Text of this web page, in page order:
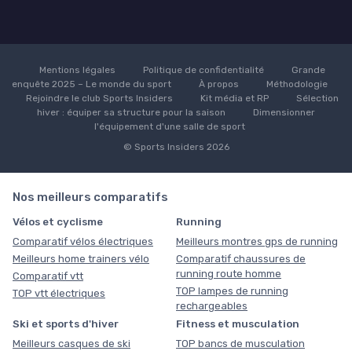
Mentions légales Politique de confidentialité
Grande
enquête 2025 – Le monde du sport
À propos
Méthodologie
Rejoindre le club Sports Insiders
Kit média et RP
Sélection
hiver : équiper sa structure pour la saison
Dimensionner
l'équipement d'une salle de sport
© Sports Insiders 2026
Nos meilleurs comparatifs
Vélos et cyclisme
Comparatif vélos électriques
Meilleurs home trainers vélo
Comparatif vtt
TOP vtt électriques
Running
Meilleurs montres gps de running
Comparatif chaussures de
running route homme
TOP lampes de running
rechargeables
Ski et sports d'hiver
Meilleurs casques de ski
Fitness et musculation
TOP bancs de musculation